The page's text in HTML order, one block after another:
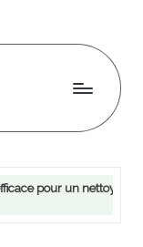
nettoyage optimal de